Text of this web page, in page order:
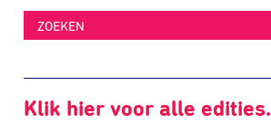
ZOEKEN
Klik hier voor alle edities.